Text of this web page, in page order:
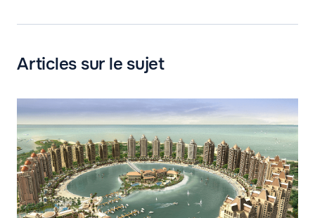
Articles sur le sujet